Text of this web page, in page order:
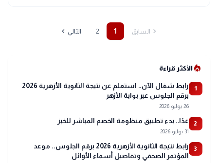
chevron_right السابق 1
2 التاليchevron_left
local_fire_departmentالأكثر قراءة
1
رابط شغال الآن.. استعلم عن نتيجة الثانوية الأزهرية 2026
برقم الجلوس عبر بوابة الأزهر
26 يوليو 2026
2 غدًا.. بدء تطبيق منظومة الخصم المباشر للخبز
31 يوليو 2026
3
رابط نتيجة الثانوية الأزهرية 2026 برقم الجلوس.. موعد
المؤتمر الصحفي وتفاصيل أسماء الأوائل